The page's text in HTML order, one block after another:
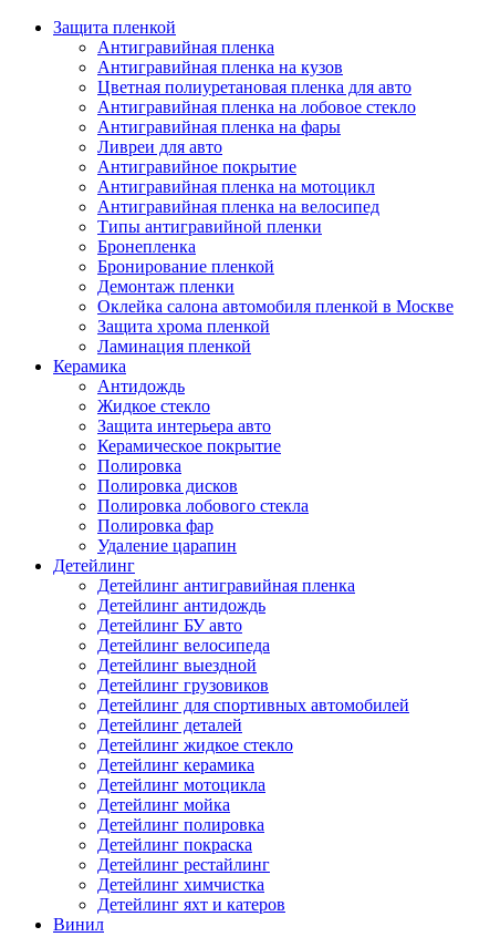
Защита пленкой
Антигравийная пленка
Антигравийная пленка на кузов
Цветная полиуретановая пленка для авто
Антигравийная пленка на лобовое стекло
Антигравийная пленка на фары
Ливреи для авто
Антигравийное покрытие
Антигравийная пленка на мотоцикл
Антигравийная пленка на велосипед
Типы антигравийной пленки
Бронепленка
Бронирование пленкой
Демонтаж пленки
Оклейка салона автомобиля пленкой в Москве
Защита хрома пленкой
Ламинация пленкой
Керамика
Антидождь
Жидкое стекло
Защита интерьера авто
Керамическое покрытие
Полировка
Полировка дисков
Полировка лобового стекла
Полировка фар
Удаление царапин
Детейлинг
Детейлинг антигравийная пленка
Детейлинг антидождь
Детейлинг БУ авто
Детейлинг велосипеда
Детейлинг выездной
Детейлинг грузовиков
Детейлинг для спортивных автомобилей
Детейлинг деталей
Детейлинг жидкое стекло
Детейлинг керамика
Детейлинг мотоцикла
Детейлинг мойка
Детейлинг полировка
Детейлинг покраска
Детейлинг рестайлинг
Детейлинг химчистка
Детейлинг яхт и катеров
Винил